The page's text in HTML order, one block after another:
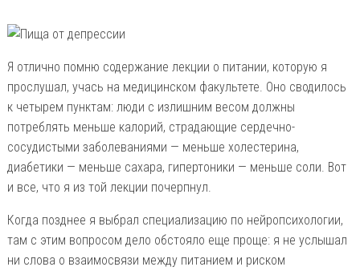
Я отлично помню содержание лекции о питании, которую я
прослушал, учась на медицинском факультете. Оно сводилось
к четырем пунктам: люди с излишним весом должны
потреблять меньше калорий, страдающие сердечно-
сосудистыми заболеваниями — меньше холестерина,
диабетики — меньше сахара, гипертоники — меньше соли. Вот
и все, что я из той лекции почерпнул.
Когда позднее я выбрал специализацию по нейропсихологии,
там с этим вопросом дело обстояло еще проще: я не услышал
ни слова о взаимосвязи между питанием и риском